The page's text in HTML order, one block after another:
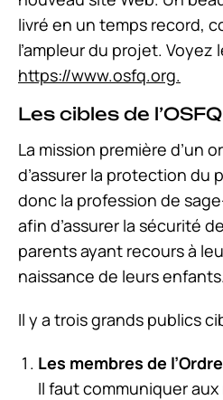
livré en un temps record,
l’ampleur du projet. Voyez
https://www.osfq.org.
Les cibles de l’OSFQ
La mission première d’un
d’assurer la protection du
donc la profession de
afin d’assurer la sécurité
parents ayant recours à
naissance de leurs enfants.
Il y a trois grands publics
Les membres de
Il faut communiquer